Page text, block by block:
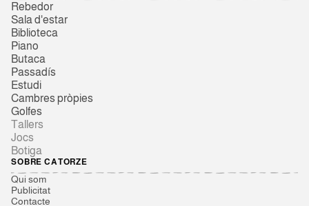
Rebedor
Sala d'estar
Biblioteca
Piano
Butaca
Passadís
Estudi
Cambres pròpies
Golfes
Tallers
Jocs
Botiga
SOBRE CATORZE
Qui som
Publicitat
Contacte